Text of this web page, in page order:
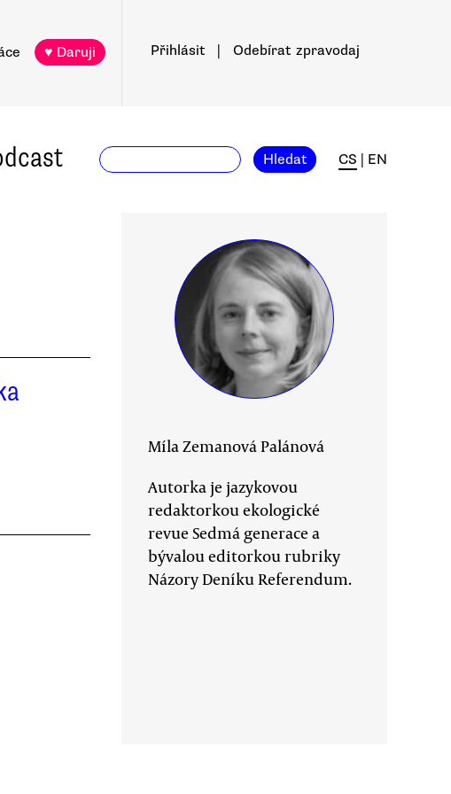
♥ Daruji Přihlásit Odebírat zpravodaj
Hledat CS EN
Míla Zemanová Palánová
Autorka je jazykovou
redaktorkou ekologické
revue Sedmá generace a
bývalou editorkou rubriky
Názory Deníku Referendum.